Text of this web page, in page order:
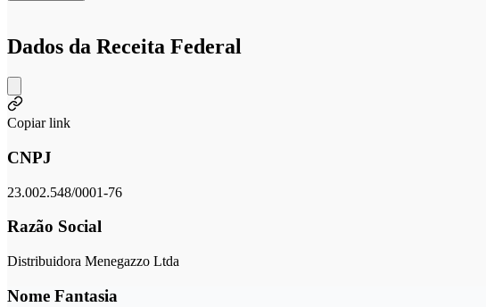
Dados da Receita Federal
Copiar link
CNPJ
23.002.548/0001-76
Razão Social
Distribuidora Menegazzo Ltda
Nome Fantasia